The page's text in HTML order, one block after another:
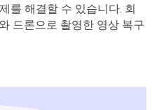
를 해결할 수 있습니다. 회
드론으로 촬영한 영상 복구